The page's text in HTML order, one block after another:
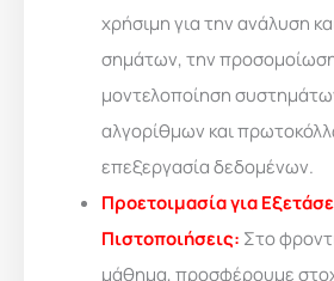
χρήσιμη για την ανάλυση
σημάτων, την
μοντελοποίηση
αλγορίθμων και
επεξεργασία δεδομένων.
Προετοιμασία για
Πιστοποιήσεις: Στο
μάθημα, προσφέρουμε